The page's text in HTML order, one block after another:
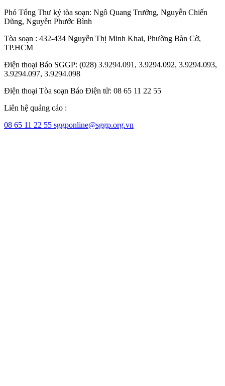
Phó Tổng Thư ký tòa soạn: Ngô Quang Trưởng, Nguyễn Chiến
Dũng, Nguyễn Phước Bình
Tòa soạn : 432-434 Nguyễn Thị Minh Khai, Phường Bàn Cờ,
TP.HCM
Điện thoại Báo SGGP: (028) 3.9294.091, 3.9294.092, 3.9294.093,
3.9294.097, 3.9294.098
Điện thoại Tòa soạn Báo Điện tử: 08 65 11 22 55
Liên hệ quảng cáo :
08 65 11 22 55 sggponline@sggp.org.vn